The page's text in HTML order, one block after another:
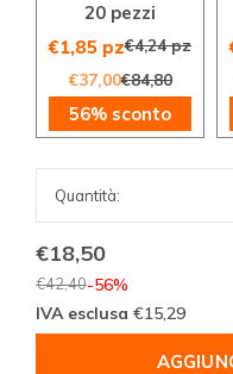
20 pezzi
€1,85 pz€4,24 pz
€37,00€84,80
56% sconto
€18,50
€42,40-56%
IVA esclusa €15,29